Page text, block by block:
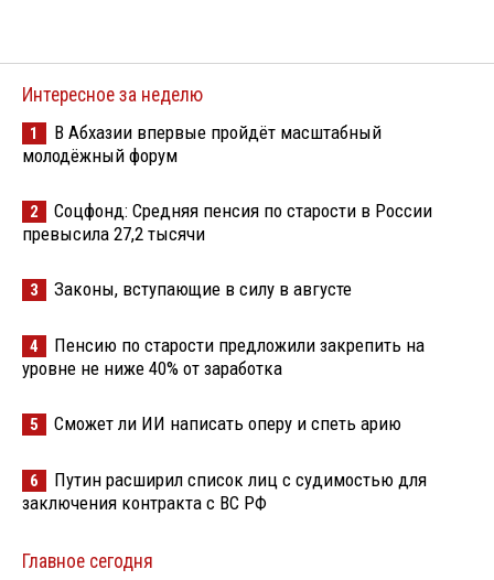
Интересное за неделю
1
В Абхазии впервые пройдёт масштабный
молодёжный форум
2
Соцфонд: Средняя пенсия по старости в России
превысила 27,2 тысячи
3 Законы, вступающие в силу в августе
4
Пенсию по старости предложили закрепить на
уровне не ниже 40% от заработка
5 Сможет ли ИИ написать оперу и спеть арию
6
Путин расширил список лиц с судимостью для
заключения контракта с ВС РФ
Главное сегодня